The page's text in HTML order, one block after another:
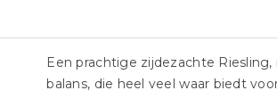
Een prachtige zijdezachte
balans, die heel veel waar biedt